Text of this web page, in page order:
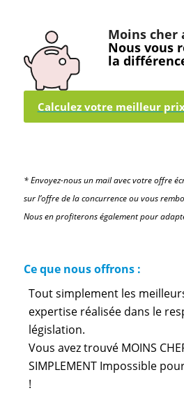
Moins cher
Nous vous
la
Calculez votre meilleur
* Envoyez-nous un mail avec votre offre
sur l’offre de la concurrence ou vous
Nous en profiterons également pour
Ce que nous offrons :
Tout simplement les
expertise réalisée dans le
législation.
Vous avez trouvé MOINS
SIMPLEMENT Impossible
!